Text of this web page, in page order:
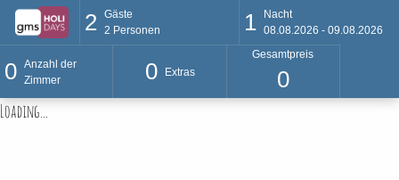
2
Gäste
2 Personen 1
Nacht
08.08.2026 - 09.08.2026
0 Anzahl der
Zimmer
0 Extras 0
Gesamtpreis
Loading...